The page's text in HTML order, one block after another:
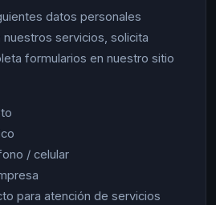
datos personales
servicios, solicita
formularios en nuestro sitio
/ celular
para atención de servicios